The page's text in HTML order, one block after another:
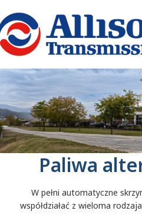
Go Home
Paliwa
W pełni automatyczne
współdziałać z wieloma